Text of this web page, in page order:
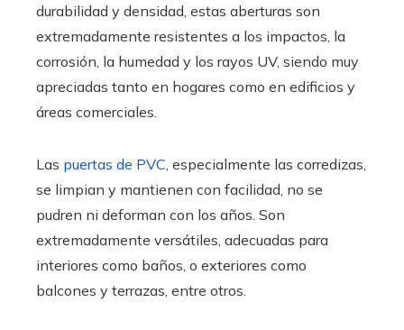
durabilidad y densidad, estas aberturas son
extremadamente resistentes a los impactos, la
corrosión, la humedad y los rayos UV, siendo muy
apreciadas tanto en hogares como en edificios y
áreas comerciales.
Las puertas de PVC, especialmente las corredizas,
se limpian y mantienen con facilidad, no se
pudren ni deforman con los años. Son
extremadamente versátiles, adecuadas para
interiores como baños, o exteriores como
balcones y terrazas, entre otros.